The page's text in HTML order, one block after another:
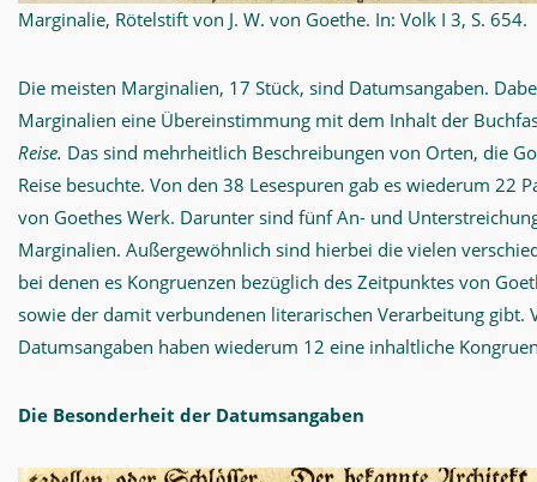
Marginalie, Rötelstift von J. W. von Goethe. In: Volk I 3, S. 654.
Die meisten Marginalien, 17 Stück, sind Datumsangaben.
Marginalien eine Übereinstimmung mit dem Inhalt der
Reise. Das sind mehrheitlich Beschreibungen von Orten, die
Reise besuchte. Von den 38 Lesespuren gab es wiederum 22
von Goethes Werk. Darunter sind fünf An- und
Marginalien. Außergewöhnlich sind hierbei die vielen
bei denen es Kongruenzen bezüglich des Zeitpunktes von
sowie der damit verbundenen literarischen Verarbeitung gibt.
Datumsangaben haben wiederum 12 eine inhaltliche
Die Besonderheit der Datumsangaben